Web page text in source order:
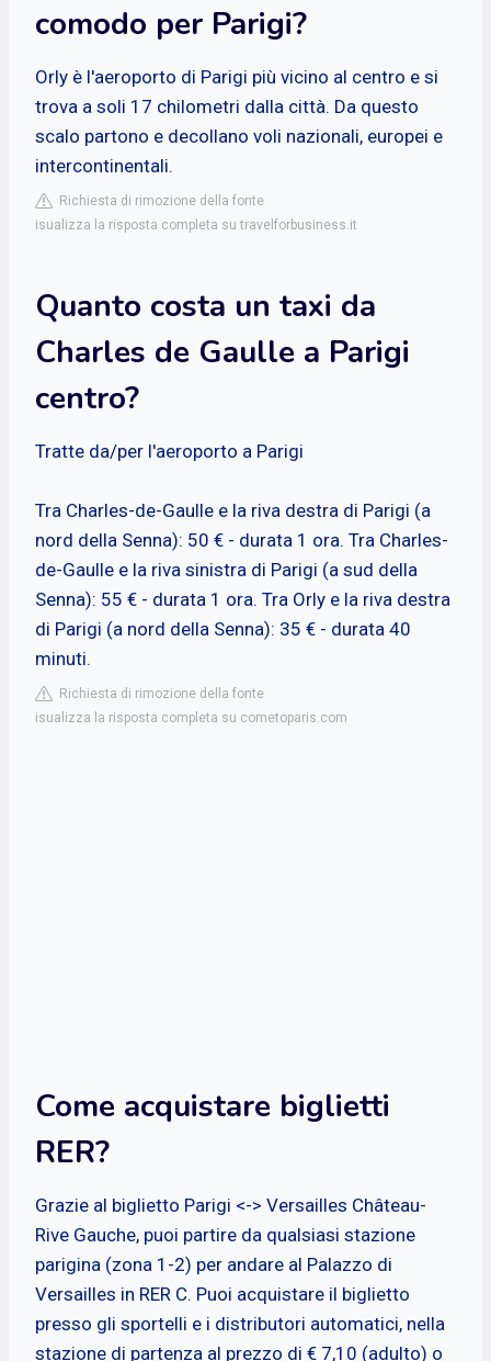
comodo per Parigi?
Orly è l'aeroporto di Parigi più vicino al centro e si
trova a soli 17 chilometri dalla città. Da questo
scalo partono e decollano voli nazionali, europei e
intercontinentali.
Richiesta di rimozione della fonte
isualizza la risposta completa su travelforbusiness.it
Quanto costa un taxi da
Charles de Gaulle a Parigi
centro?
Tratte da/per l'aeroporto a Parigi
Tra Charles-de-Gaulle e la riva destra di Parigi (a
nord della Senna): 50 € - durata 1 ora. Tra Charles-
de-Gaulle e la riva sinistra di Parigi (a sud della
Senna): 55 € - durata 1 ora. Tra Orly e la riva destra
di Parigi (a nord della Senna): 35 € - durata 40
minuti.
Richiesta di rimozione della fonte
isualizza la risposta completa su cometoparis.com
Come acquistare biglietti
RER?
Grazie al biglietto Parigi <-> Versailles Château-
Rive Gauche, puoi partire da qualsiasi stazione
parigina (zona 1-2) per andare al Palazzo di
Versailles in RER C. Puoi acquistare il biglietto
presso gli sportelli e i distributori automatici, nella
stazione di partenza al prezzo di € 7,10 (adulto) o